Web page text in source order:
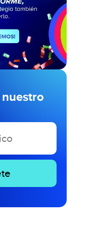
nuestro